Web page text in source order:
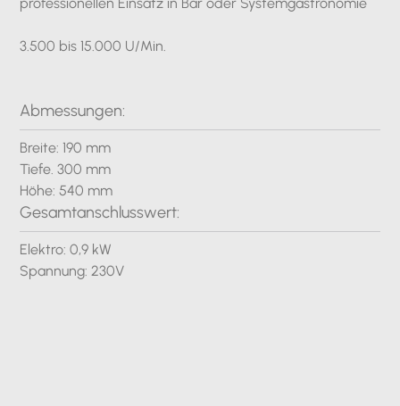
3.500 bis 15.000 U/Min.
Abmessungen:
Breite: 190 mm
Tiefe. 300 mm
Höhe: 540 mm
Gesamtanschlusswert:
Elektro: 0,9 kW
Spannung: 230V